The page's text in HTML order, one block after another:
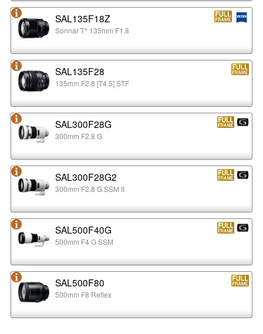
SAL135F18Z
Sonnar T* 135mm F1.8
SAL135F28
135mm F2.8 [T4.5] STF
SAL300F28G
300mm F2.8 G
SAL300F28G2
300mm F2.8 G SSM II
SAL500F40G
500mm F4 G SSM
SAL500F80
500mm F8 Reflex